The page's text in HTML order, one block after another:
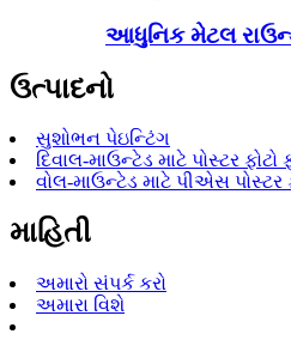
આધુનિક મેટલ
ઉત્પાદનો
સુશોભન પેઇન્ટિંગ
દિવાલ-માઉન્ટેડ માટે પોસ્ટર ફોટો
વોલ-માઉન્ટેડ માટે પીએસ પોસ્ટર
માહિતી
અમારો સંપર્ક કરો
અમારા વિશે